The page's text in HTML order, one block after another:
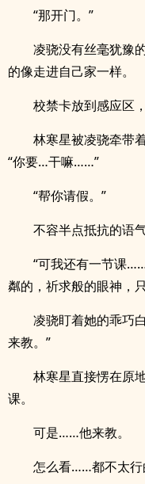
“那开门。”
凌骁没有丝毫犹豫
的像走进自己家一样。
校禁卡放到感应区
林寒星被凌骁牵带
“你要…干嘛……”
“帮你请假。”
不容半点抵抗的语
“可我还有一节课
粼的，祈求般的眼神，
凌骁盯着她的乖巧
来教。”
林寒星直接愣在原
课。
可是……他来教。
怎么看……都不太行